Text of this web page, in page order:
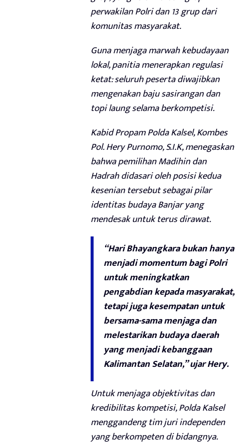
perwakilan Polri dan 13 grup dari
komunitas masyarakat.
Guna menjaga marwah kebudayaan
lokal, panitia menerapkan regulasi
ketat: seluruh peserta diwajibkan
mengenakan baju sasirangan dan
topi laung selama berkompetisi.
Kabid Propam Polda Kalsel, Kombes
Pol. Hery Purnomo, S.I.K, menegaskan
bahwa pemilihan Madihin dan
Hadrah didasari oleh posisi kedua
kesenian tersebut sebagai pilar
identitas budaya Banjar yang
mendesak untuk terus dirawat.
“Hari Bhayangkara bukan hanya
menjadi momentum bagi Polri
untuk meningkatkan
pengabdian kepada masyarakat,
tetapi juga kesempatan untuk
bersama-sama menjaga dan
melestarikan budaya daerah
yang menjadi kebanggaan
Kalimantan Selatan,” ujar Hery.
Untuk menjaga objektivitas dan
kredibilitas kompetisi, Polda Kalsel
menggandeng tim juri independen
yang berkompeten di bidangnya.